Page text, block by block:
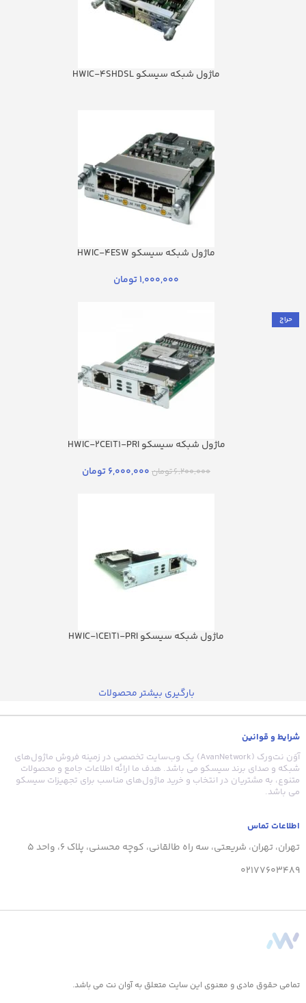
ماژول شبکه سیسکو HWIC-4SHDSL
ماژول شبکه سیسکو HWIC-4ESW
1,000,000تومان
حراج
ماژول شبکه سیسکو HWIC-2CE1T1-PRI
6,200,000تومان 6,000,000تومان
ماژول شبکه سیسکو HWIC-1CE1T1-PRI
بارگیری بیشتر محصولات
شرایط و قوانین
آوَن نت‌ورک (AvanNetwork) یک وب‌سایت تخصصی در زمینه فروش ماژول‌های
شبکه و صدای برند سیسکو می باشد. هدف ما ارائه اطلاعات جامع و محصولات
متنوع، به مشتریان در انتخاب و خرید ماژول‌های مناسب برای تجهیزات سیسکو
می باشد.
اطلاعات تماس
تهران، تهران، شریعتی، سه راه طالقانی، کوچه محسنی، پلاک 6، واحد 5
02177603489
تمامی حقوق مادی و معنوی این سایت متعلق به آوان نت می باشد.